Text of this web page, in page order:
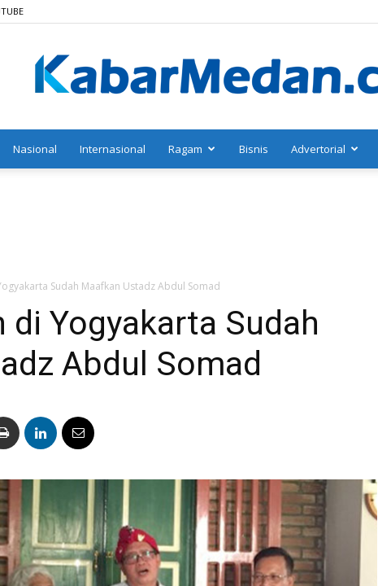
Nasional Internasional Ragam Bisnis Advertorial
Sudah Maafkan Ustadz Abdul Somad
di Yogyakarta Sudah
Abdul Somad